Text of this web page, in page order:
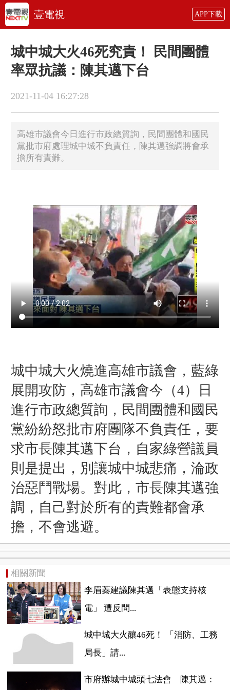
壹電視 APP下載
城中城大火46死究責！ 民間團體
率眾抗議：陳其邁下台
2021-11-04 16:27:28
高雄市議會今日進行市政總質詢，民間團體和國民
黨批市府處理城中城不負責任，陳其邁強調將會承
擔所有責難。
城中城大火燒進高雄市議會，藍綠
展開攻防，高雄市議會今（4）日
進行市政總質詢，民間團體和國民
黨紛紛怒批市府團隊不負責任，要
求市長陳其邁下台，自家綠營議員
則是提出，別讓城中城悲痛，淪政
治惡鬥戰場。 對此，市長陳其邁強
調，自己對於所有的責難都會承
擔，不會逃避。
相關新聞
李眉蓁建議陳其邁「表態支持核
電」 遭反問...
城中城大火釀46死！ 「消防、工務
局長」請...
市府辦城中城頭七法會 陳其邁：